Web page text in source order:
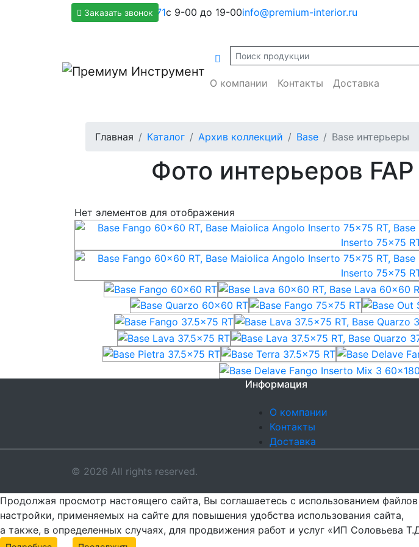
+7(800)500-1271с 9-00 до 19-00info@premium-interior.ru
Заказать звонок
О компании Контакты Доставка
Главная Каталог Архив коллекций Base Base интерьеры
Фото интерьеров
Нет элементов для отображения
Информация
О компании
Контакты
Доставка
© 2026 All rights reserved.
Продолжая просмотр настоящего сайта, Вы соглашаетесь с использованием
настройки, применяемых на сайте для повышения удобства использования сайта,
а также, в определенных случаях, для продвижения работ и услуг «ИП Соловьева